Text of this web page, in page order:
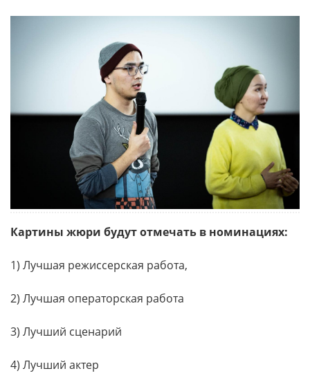
Картины жюри будут отмечать в номинациях:
1) Лучшая режиссерская работа,
2) Лучшая операторская работа
3) Лучший сценарий
4) Лучший актер